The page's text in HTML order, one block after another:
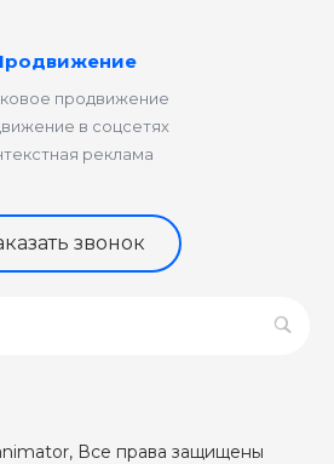
продвижение
в соцсетях
реклама
звонок
Все права защищены